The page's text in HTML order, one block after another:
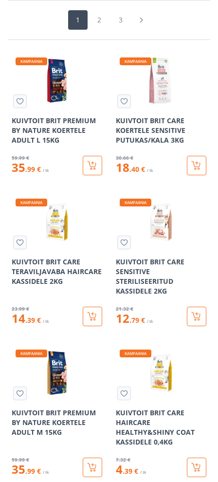
1 2 3
KAMPAANIA
KUIVTOIT BRIT PREMIUM
BY NATURE KOERTELE
ADULT L 15KG
59.99 €
35.99 € / tk
KAMPAANIA
KUIVTOIT BRIT CARE
KOERTELE SENSITIVE
PUTUKAS/KALA 3KG
30.66 €
18.40 € / tk
KAMPAANIA
KUIVTOIT BRIT CARE
TERAVILJAVABA HAIRCARE
KASSIDELE 2KG
23.99 €
14.39 € / tk
KAMPAANIA
KUIVTOIT BRIT CARE
SENSITIVE
STERILISEERITUD
KASSIDELE 2KG
21.32 €
12.79 € / tk
KAMPAANIA
KUIVTOIT BRIT PREMIUM
BY NATURE KOERTELE
ADULT M 15KG
59.99 €
35.99 € / tk
KAMPAANIA
KUIVTOIT BRIT CARE
HAIRCARE
HEALTHY&SHINY COAT
KASSIDELE 0,4KG
7.32 €
4.39 € / tk